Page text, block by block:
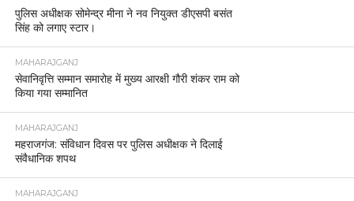
पुलिस अधीक्षक सोमेन्द्र मीना ने नव नियुक्त डीएसपी बसंत
सिंह को लगाए स्टार।
MAHARAJGANJ
सेवानिवृत्ति सम्मान समारोह में मुख्य आरक्षी गौरी शंकर राम को
किया गया सम्मानित
MAHARAJGANJ
महराजगंज: संविधान दिवस पर पुलिस अधीक्षक ने दिलाई
संवैधानिक शपथ
MAHARAJGANJ